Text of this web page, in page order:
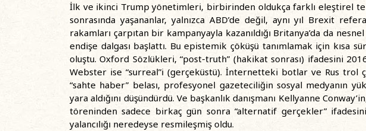
İlk ve ikinci Trump yönetimleri, birbirinden oldukça farklı eleştirel
sonrasında yaşananlar, yalnızca ABD’de değil, aynı yıl Brexit
rakamları çarpıtan bir kampanyayla kazanıldığı Britanya’da da
endişe dalgası başlattı. Bu epistemik çöküşü tanımlamak için kısa
oluştu. Oxford Sözlükleri, “post-truth” (hakikat sonrası) ifadesini
Webster ise “surreal”i (gerçeküstü). İnternetteki botlar ve Rus trol
“sahte haber” belası, profesyonel gazeteciliğin sosyal medyanın
yara aldığını düşündürdü. Ve başkanlık danışmanı Kellyanne
töreninden sadece birkaç gün sonra “alternatif gerçekler”
yalancılığı neredeyse resmileşmiş oldu.